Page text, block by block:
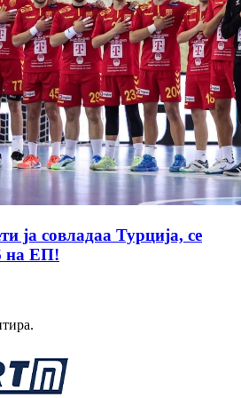
ја совладаа Турција, се
на ЕП!